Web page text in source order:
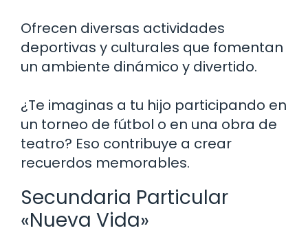
Ofrecen diversas actividades
deportivas y culturales que fomentan
un ambiente dinámico y divertido.
¿Te imaginas a tu hijo participando en
un torneo de fútbol o en una obra de
teatro? Eso contribuye a crear
recuerdos memorables.
Secundaria Particular
«Nueva Vida»